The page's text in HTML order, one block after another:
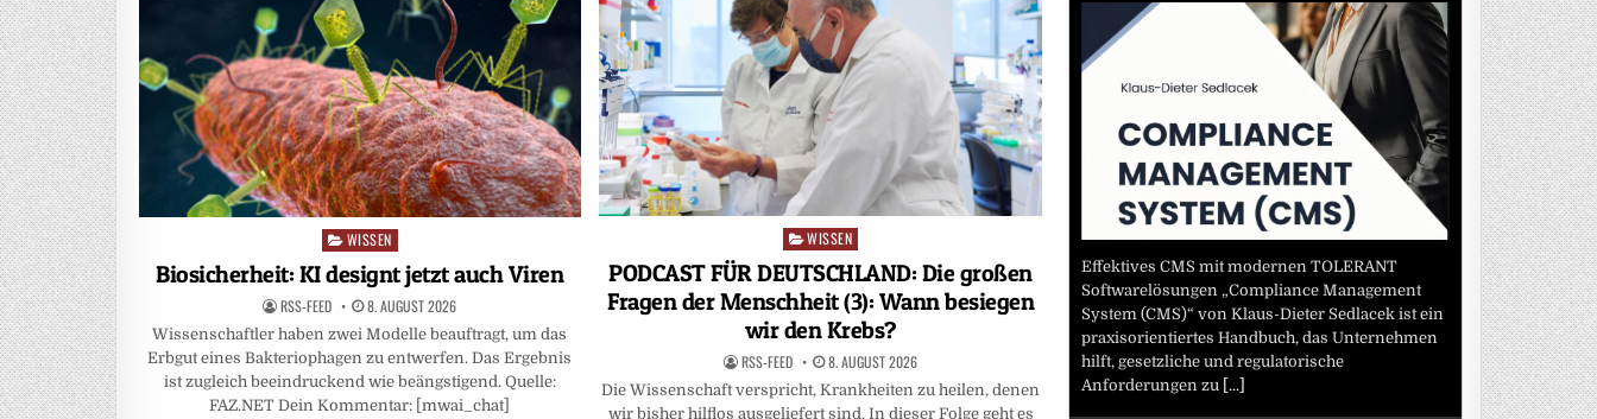
Posted
in
WISSEN
Biosicherheit: KI designt jetzt auch Viren
RSS-FEED 8. AUGUST 2026
Wissenschaftler haben zwei Modelle beauftragt, um das
Erbgut eines Bakteriophagen zu entwerfen. Das Ergebnis
ist zugleich beeindruckend wie beängstigend. Quelle:
FAZ.NET Dein Kommentar: [mwai_chat]
Posted
in
WISSEN
PODCAST FÜR DEUTSCHLAND: Die großen
Fragen der Menschheit (3): Wann besiegen
wir den Krebs?
RSS-FEED 8. AUGUST 2026
Die Wissenschaft verspricht, Krankheiten zu heilen, denen
wir bisher hilflos ausgeliefert sind. In dieser Folge geht es
Effektives CMS mit modernen TOLERANT
Softwarelösungen „Compliance Management
System (CMS)“ von Klaus-Dieter Sedlacek ist ein
praxisorientiertes Handbuch, das Unternehmen
hilft, gesetzliche und regulatorische
Anforderungen zu [...]